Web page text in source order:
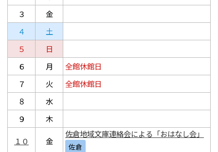
３
金
４
土
５
日
６
月
全館休館日
７
火
全館休館日
８
水
９
木
１０ 金
佐倉地域文庫連絡会による「おはなし会」
佐倉